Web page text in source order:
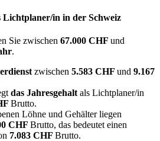
Lichtplaner/in in der Schweiz
Sie zwischen 67.000 CHF und
.
zwischen 5.583 CHF und 9.167
das Jahresgehalt als Lichtplaner/in
Brutto.
Löhne und Gehälter liegen
CHF Brutto, das bedeutet einen
7.083 CHF Brutto.